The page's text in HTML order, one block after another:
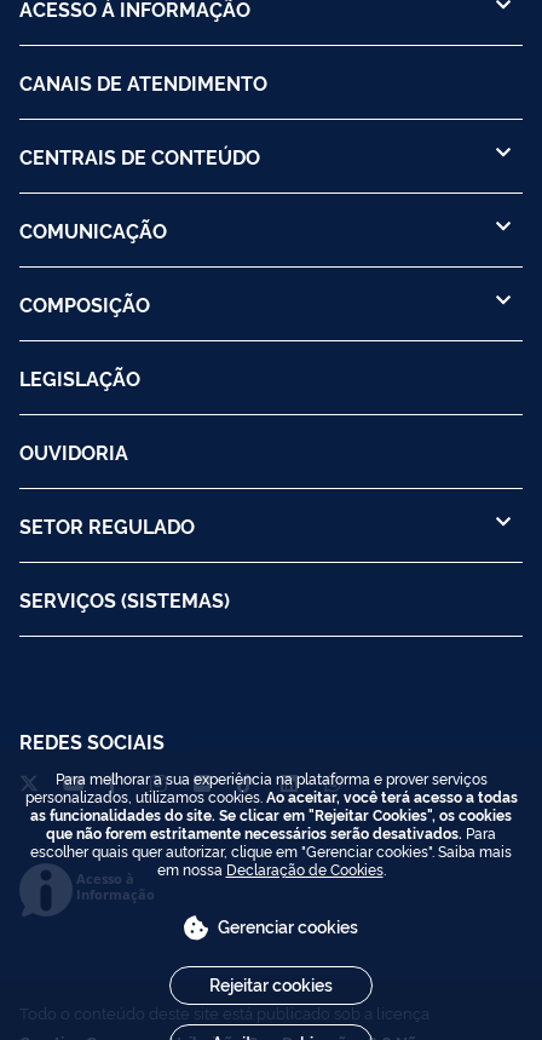
ACESSO À INFORMAÇÃO
CANAIS DE ATENDIMENTO
CENTRAIS DE CONTEÚDO
COMUNICAÇÃO
COMPOSIÇÃO
LEGISLAÇÃO
OUVIDORIA
SETOR REGULADO
SERVIÇOS (SISTEMAS)
REDES SOCIAIS
Acesso à
Informação
Todo o conteúdo deste site está publicado sob a licença
Para melhorar a sua experiência na plataforma e prover serviços
personalizados, utilizamos cookies. Ao aceitar, você terá acesso a todas
as funcionalidades do site. Se clicar em "Rejeitar Cookies", os cookies
que não forem estritamente necessários serão desativados. Para
escolher quais quer autorizar, clique em "Gerenciar cookies". Saiba mais
em nossa Declaração de Cookies.
Gerenciar cookies
Rejeitar cookies